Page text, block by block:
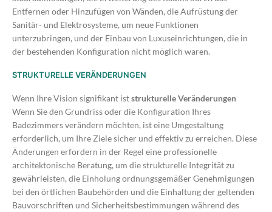
Entfernen oder Hinzufügen von Wänden, die Aufrüstung der
Sanitär- und Elektrosysteme, um neue Funktionen
unterzubringen, und der Einbau von Luxuseinrichtungen, die in
der bestehenden Konfiguration nicht möglich waren.
STRUKTURELLE VERÄNDERUNGEN
Wenn Ihre Vision signifikant iststrukturelle Veränderungen
Wenn Sie den Grundriss oder die Konfiguration Ihres
Badezimmers verändern möchten, ist eine Umgestaltung
erforderlich, um Ihre Ziele sicher und effektiv zu erreichen. Diese
Änderungen erfordern in der Regel eine professionelle
architektonische Beratung, um die strukturelle Integrität zu
gewährleisten, die Einholung ordnungsgemäßer Genehmigungen
bei den örtlichen Baubehörden und die Einhaltung der geltenden
Bauvorschriften und Sicherheitsbestimmungen während des